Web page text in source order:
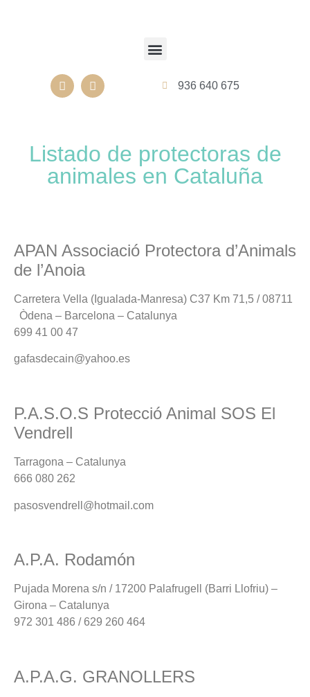
936 640 675
Listado de protectoras de
animales en Cataluña
APAN Associació Protectora d’Animals
de l’Anoia
Carretera Vella (Igualada-Manresa) C37 Km 71,5 / 08711
Òdena – Barcelona – Catalunya
699 41 00 47
gafasdecain@yahoo.es
P.A.S.O.S Protecció Animal SOS El
Vendrell
Tarragona – Catalunya
666 080 262
pasosvendrell@hotmail.com
A.P.A. Rodamón
Pujada Morena s/n / 17200 Palafrugell (Barri Llofriu) –
Girona – Catalunya
972 301 486 / 629 260 464
A.P.A.G. GRANOLLERS